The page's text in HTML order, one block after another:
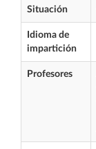
Situación
Idioma de
impartición
Profesores